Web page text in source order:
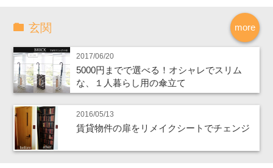
more
玄関
2017/06/20
5000円までで選べる！オシャレでスリム
な、１人暮らし用の傘立て
2016/05/13
賃貸物件の扉をリメイクシートでチェンジ